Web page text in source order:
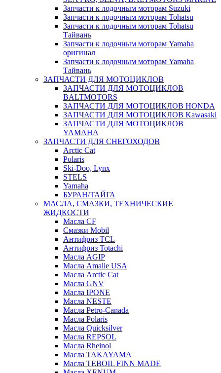
Запчасти к лодочным моторам Suzuki
Запчасти к лодочным моторам Tohatsu
Запчасти к лодочным моторам Tohatsu
Тайвань
Запчасти к лодочным моторам Yamaha
оригинал
Запчасти к лодочным моторам Yamaha
Тайвань
ЗАПЧАСТИ ДЛЯ МОТОЦИКЛОВ
ЗАПЧАСТИ ДЛЯ МОТОЦИКЛОВ
BALTMOTORS
ЗАПЧАСТИ ДЛЯ МОТОЦИКЛОВ HONDA
ЗАПЧАСТИ ДЛЯ МОТОЦИКЛОВ Kawasaki
ЗАПЧАСТИ ДЛЯ МОТОЦИКЛОВ
YAMAHA
ЗАПЧАСТИ ДЛЯ СНЕГОХОДОВ
Arctic Cat
Polaris
Ski-Doo, Lynx
STELS
Yamaha
БУРАН/ТАЙГА
МАСЛА, СМАЗКИ, ТЕХНИЧЕСКИЕ
ЖИДКОСТИ
Масла CF
Смазки Mobil
Антифриз TCL
Антифриз Totachi
Масла AGIP
Масла Amalie USA
Масла Arctic Cat
Масла GNV
Масла IPONE
Масла NESTE
Масла Petro-Canada
Масла Polaris
Масла Quicksilver
Масла REPSOL
Масла Rheinol
Масла TAKAYAMA
Масла TEBOIL FINN MADE